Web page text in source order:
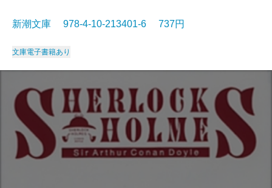
新潮文庫 978-4-10-213401-6 737円
文庫電子書籍あり